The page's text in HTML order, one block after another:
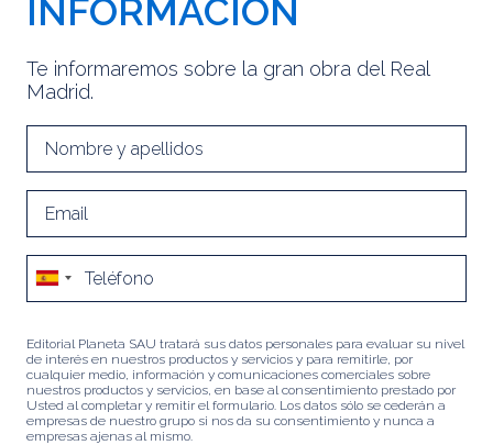
INFORMACIÓN
Te informaremos sobre la gran obra del Real
Madrid.
Editorial Planeta SAU tratará sus datos personales para evaluar su nivel
de interés en nuestros productos y servicios y para remitirle, por
cualquier medio, información y comunicaciones comerciales sobre
nuestros productos y servicios, en base al consentimiento prestado por
Usted al completar y remitir el formulario. Los datos sólo se cederán a
empresas de nuestro grupo si nos da su consentimiento y nunca a
empresas ajenas al mismo.